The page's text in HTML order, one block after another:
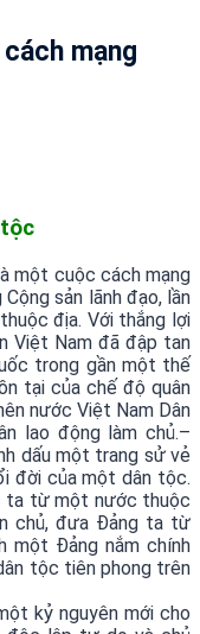
mạng
một cuộc cách mạng
sản lãnh đạo, lần
địa. Với thắng lợi
Việt Nam đã đập tan
trong gần một thế
tại của chế độ quân
nước Việt Nam Dân
lao động làm chủ.–
dấu một trang sử vẻ
đời của một dân tộc.
ta từ một nước thuộc
chủ, đưa Đảng ta từ
một Đảng nắm chính
tộc tiên phong trên
kỷ nguyên mới cho